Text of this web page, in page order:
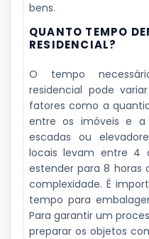
bens.
QUANTO TEMPO
RESIDENCIAL?
O tempo
residencial pode
fatores como a
entre os imóveis e
escadas ou
locais levam entre 4
estender para 8 horas
complexidade. É
tempo para
Para garantir um
preparar os objetos